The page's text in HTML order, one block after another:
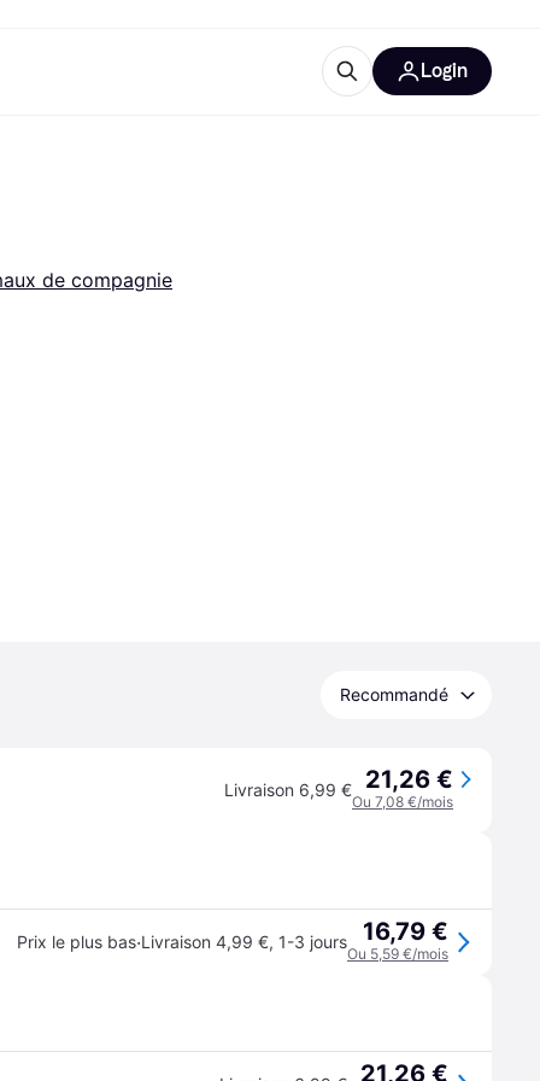
Login
de compagnie
Recommandé
Livraison 6,99 € 21,26 €
Ou 7,08 €/mois
Prix le plus bas·Livraison 4,99 €, 1-3 jours 16,79 €
Ou 5,59 €/mois
21,26 €